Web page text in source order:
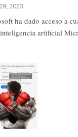
2023
ha dado acceso a
artificial